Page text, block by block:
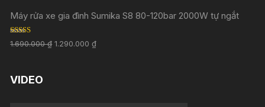
Máy rửa xe gia đình Sumika S8 80-120bar 2000W tự ngắt
Rated 5.00
out of 5
1.690.000₫ 1.290.000₫
VIDEO